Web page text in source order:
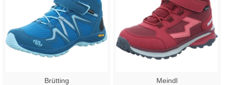
Brütting Meindl